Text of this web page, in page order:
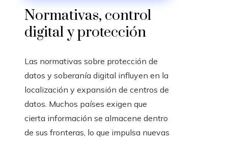
Normativas, control
digital y protección
Las normativas sobre protección de
datos y soberanía digital influyen en la
localización y expansión de centros de
datos. Muchos países exigen que
cierta información se almacene dentro
de sus fronteras, lo que impulsa nuevas